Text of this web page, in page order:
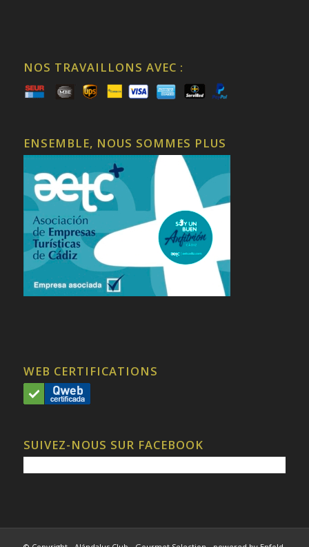
NOS TRAVAILLONS AVEC :
ENSEMBLE, NOUS SOMMES PLUS
WEB CERTIFICATIONS
SUIVEZ-NOUS SUR FACEBOOK